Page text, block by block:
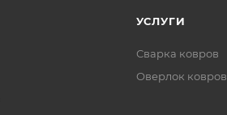
УСЛУГИ
Сварка ковров
Оверлок ковров